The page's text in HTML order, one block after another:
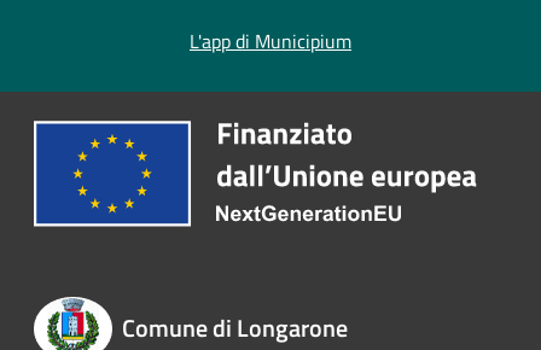
L'app di Municipium
Comune di Longarone